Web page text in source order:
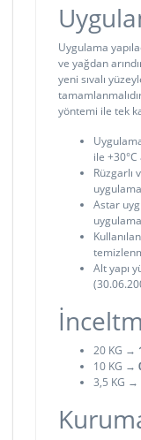
Uygulama
ve yağdan
yeni sıvalı
yöntemi ile tek
ile +30°C
Rüzgarlı
Astar
Alt yapı
20 KG →
10 KG →
3,5 KG →